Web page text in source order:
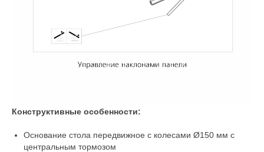
Конструктивные особенности:
Основание стола передвижное с колесами Ø150 мм с
центральным тормозом